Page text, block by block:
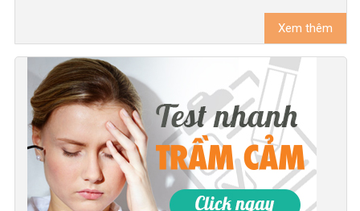
Xem thêm